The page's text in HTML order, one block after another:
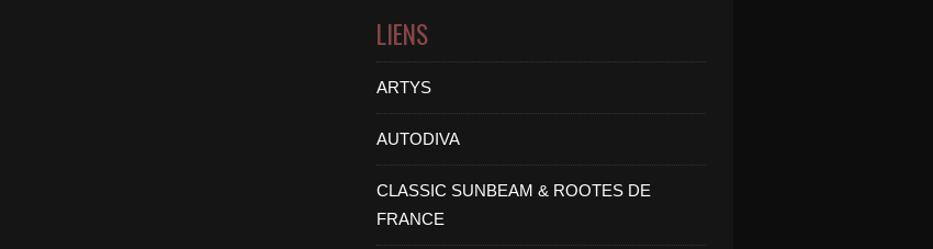
LIENS
ARTYS
AUTODIVA
CLASSIC SUNBEAM & ROOTES DE
FRANCE